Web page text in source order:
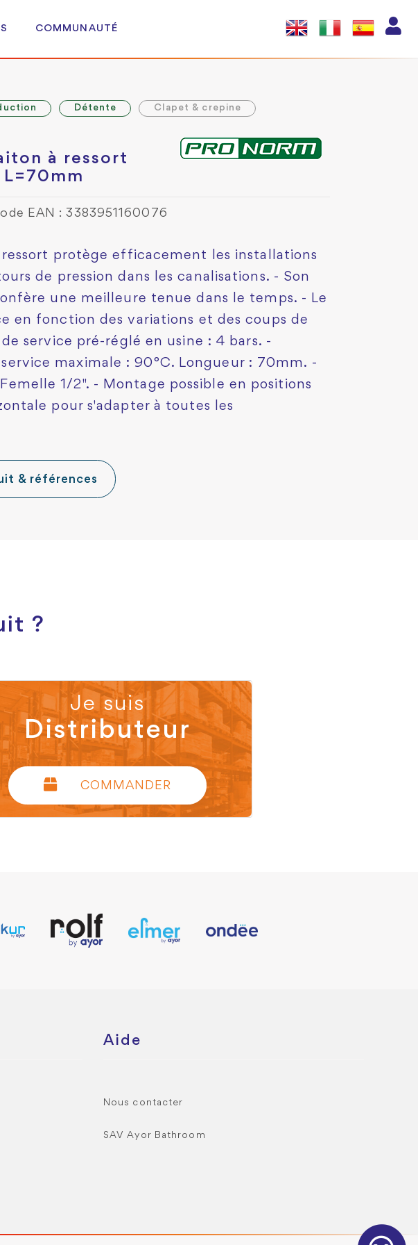
COMMUNAUTÉ
Détente Clapet & crepine
à ressort
EAN : 3383951160076
protège efficacement les installations
de pression dans les canalisations. - Son
une meilleure tenue dans le temps. - Le
en fonction des variations et des coups de
service pré-réglé en usine : 4 bars. -
maximale : 90°C. Longueur : 70mm. -
1/2". - Montage possible en positions
pour s'adapter à toutes les
& références
?
Je suis
Distributeur
COMMANDER
Aide
Nous contacter
SAV Ayor Bathroom